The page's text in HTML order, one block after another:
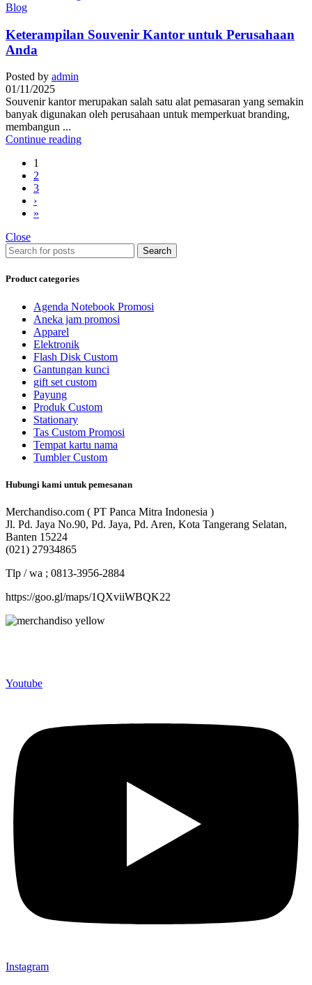
Blog
Keterampilan Souvenir Kantor untuk Perusahaan
Anda
Posted by admin
01/11/2025
Souvenir kantor merupakan salah satu alat pemasaran yang semakin
banyak digunakan oleh perusahaan untuk memperkuat branding,
membangun ...
Continue reading
1
2
3
›
»
Close
Search
Product categories
Agenda Notebook Promosi
Aneka jam promosi
Apparel
Elektronik
Flash Disk Custom
Gantungan kunci
gift set custom
Payung
Produk Custom
Stationary
Tas Custom Promosi
Tempat kartu nama
Tumbler Custom
Hubungi kami untuk pemesanan
Merchandiso.com ( PT Panca Mitra Indonesia )
Jl. Pd. Jaya No.90, Pd. Jaya, Pd. Aren, Kota Tangerang Selatan,
Banten 15224
(021) 27934865
Tlp / wa ; 0813-3956-2884
https://goo.gl/maps/1QXviiWBQK22
Youtube
Instagram